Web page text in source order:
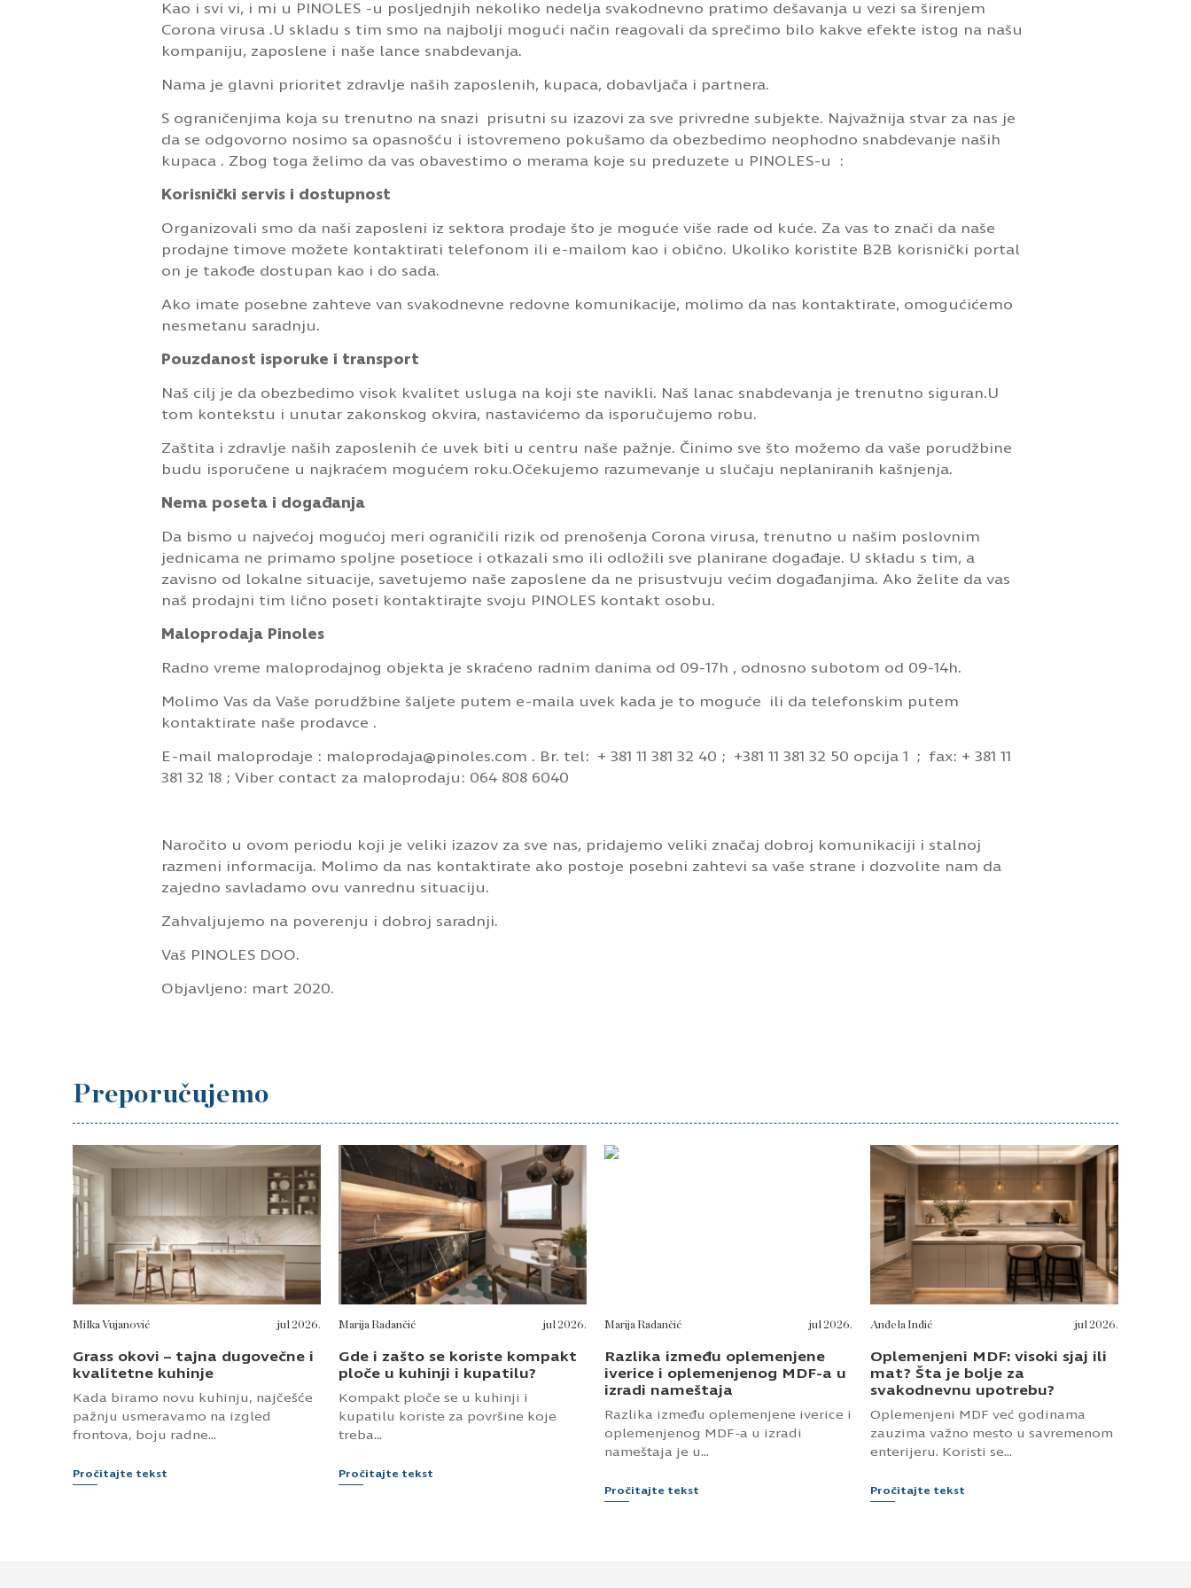
Kao i svi vi, i mi u PINOLES -u posljednjih nekoliko nedelja svakodnevno pratimo dešavanja u vezi sa širenjem
Corona virusa .U skladu s tim smo na najbolji mogući način reagovali da sprečimo bilo kakve efekte istog na našu
kompaniju, zaposlene i naše lance snabdevanja.
Nama je glavni prioritet zdravlje naših zaposlenih, kupaca, dobavljača i partnera.
S ograničenjima koja su trenutno na snazi prisutni su izazovi za sve privredne subjekte. Najvažnija stvar za nas je
da se odgovorno nosimo sa opasnošću i istovremeno pokušamo da obezbedimo neophodno snabdevanje naših
kupaca . Zbog toga želimo da vas obavestimo o merama koje su preduzete u PINOLES-u :
Korisnički servis i dostupnost
Organizovali smo da naši zaposleni iz sektora prodaje što je moguće više rade od kuće. Za vas to znači da naše
prodajne timove možete kontaktirati telefonom ili e-mailom kao i obično. Ukoliko koristite B2B korisnički portal
on je takođe dostupan kao i do sada.
Ako imate posebne zahteve van svakodnevne redovne komunikacije, molimo da nas kontaktirate, omogućićemo
nesmetanu saradnju.
Pouzdanost isporuke i transport
Naš cilj je da obezbedimo visok kvalitet usluga na koji ste navikli. Naš lanac snabdevanja je trenutno siguran.U
tom kontekstu i unutar zakonskog okvira, nastavićemo da isporučujemo robu.
Zaštita i zdravlje naših zaposlenih će uvek biti u centru naše pažnje. Činimo sve što možemo da vaše porudžbine
budu isporučene u najkraćem mogućem roku.Očekujemo razumevanje u slučaju neplaniranih kašnjenja.
Nema poseta i događanja
Da bismo u najvećoj mogućoj meri ograničili rizik od prenošenja Corona virusa, trenutno u našim poslovnim
jednicama ne primamo spoljne posetioce i otkazali smo ili odložili sve planirane događaje. U składu s tim, a
zavisno od lokalne situacije, savetujemo naše zaposlene da ne prisustvuju većim događanjima. Ako želite da vas
naš prodajni tim lično poseti kontaktirajte svoju PINOLES kontakt osobu.
Maloprodaja Pinoles
Radno vreme maloprodajnog objekta je skraćeno radnim danima od 09-17h , odnosno subotom od 09-14h.
Molimo Vas da Vaše porudžbine šaljete putem e-maila uvek kada je to moguće ili da telefonskim putem
kontaktirate naše prodavce .
E-mail maloprodaje : maloprodaja@pinoles.com . Br. tel: + 381 11 381 32 40 ; +381 11 381 32 50 opcija 1 ; fax: + 381 11
381 32 18 ; Viber contact za maloprodaju: 064 808 6040
Naročito u ovom periodu koji je veliki izazov za sve nas, pridajemo veliki značaj dobroj komunikaciji i stalnoj
razmeni informacija. Molimo da nas kontaktirate ako postoje posebni zahtevi sa vaše strane i dozvolite nam da
zajedno savladamo ovu vanrednu situaciju.
Zahvaljujemo na poverenju i dobroj saradnji.
Vaš PINOLES DOO.
Objavljeno: mart 2020.
Preporučujemo
Milka Vujanović jul 2026.
Grass okovi – tajna dugovečne i
kvalitetne kuhinje
Kada biramo novu kuhinju, najčešće
pažnju usmeravamo na izgled
frontova, boju radne...
Pročitajte tekst
Marija Radančić jul 2026.
Gde i zašto se koriste kompakt
ploče u kuhinji i kupatilu?
Kompakt ploče se u kuhinji i
kupatilu koriste za površine koje
treba...
Pročitajte tekst
Marija Radančić jul 2026.
Razlika između oplemenjene
iverice i oplemenjenog MDF-a u
izradi nameštaja
Razlika između oplemenjene iverice i
oplemenjenog MDF-a u izradi
nameštaja je u...
Pročitajte tekst
Anđela Inđić jul 2026.
Oplemenjeni MDF: visoki sjaj ili
mat? Šta je bolje za
svakodnevnu upotrebu?
Oplemenjeni MDF već godinama
zauzima važno mesto u savremenom
enterijeru. Koristi se...
Pročitajte tekst